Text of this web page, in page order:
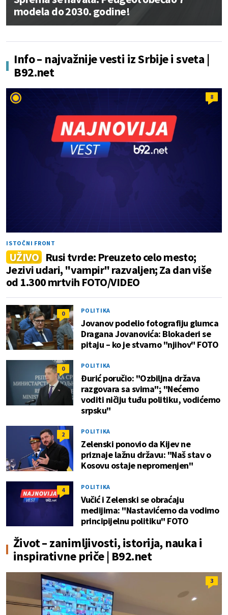
modela do 2030. godine!
Info – najvažnije vesti iz Srbije i sveta |
B92.net
8
ISTOČNI FRONT
UŽIVO Rusi tvrde: Preuzeto celo mesto;
Jezivi udari, "vampir" razvaljen; Za dan više
od 1.300 mrtvih FOTO/VIDEO
0 POLITIKA
Jovanov podelio fotografiju glumca
Dragana Jovanovića: Blokaderi se
pitaju – ko je stvarno "njihov" FOTO
0 POLITIKA
Đurić poručio: "Ozbiljna država
razgovara sa svima"; "Nećemo
voditi ničiju tuđu politiku, vodićemo
srpsku"
2 POLITIKA
Zelenski ponovio da Kijev ne
priznaje lažnu državu: "Naš stav o
Kosovu ostaje nepromenjen"
4 POLITIKA
Vučić i Zelenski se obraćaju
medijima: "Nastavićemo da vodimo
principijelnu politiku" FOTO
Život – zanimljivosti, istorija, nauka i
inspirativne priče | B92.net
3